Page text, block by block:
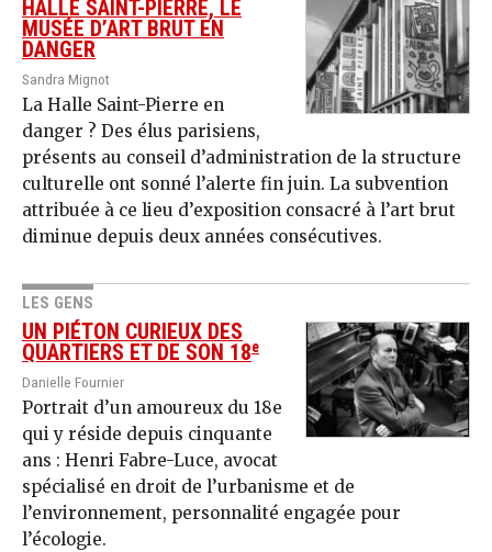
HALLE SAINT-PIERRE, LE
MUSÉE D’ART BRUT EN
DANGER
Sandra Mignot
La Halle Saint-Pierre en
danger ? Des élus parisiens,
présents au conseil d’administration de la structure
culturelle ont sonné l’alerte fin juin. La subvention
attribuée à ce lieu d’exposition consacré à l’art brut
diminue depuis deux années consécutives.
LES GENS
UN PIÉTON CURIEUX DES
QUARTIERS ET DE SON 18e
Danielle Fournier
Portrait d’un amoureux du 18e
qui y réside depuis cinquante
ans : Henri Fabre-Luce, avocat
spécialisé en droit de l’urbanisme et de
l’environnement, personnalité engagée pour
l’écologie.